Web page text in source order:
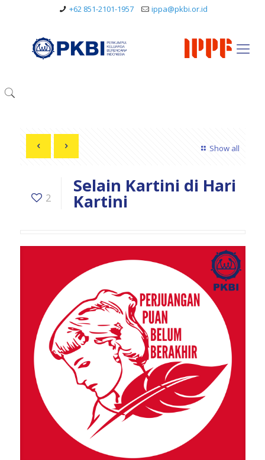
+62 851-2101-1957 ippa@pkbi.or.id
Show all
2
Selain Kartini di Hari
Kartini